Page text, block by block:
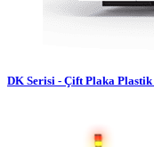
DK Serisi - Çift Plaka